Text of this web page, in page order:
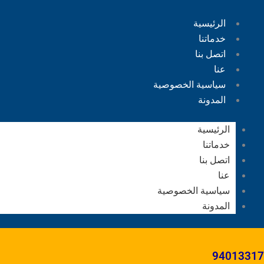
الرئيسية
خدماتنا
اتصل بنا
عنا
سياسية الخصوصية
المدونة
الرئيسية
خدماتنا
اتصل بنا
عنا
سياسية الخصوصية
المدونة
94013317